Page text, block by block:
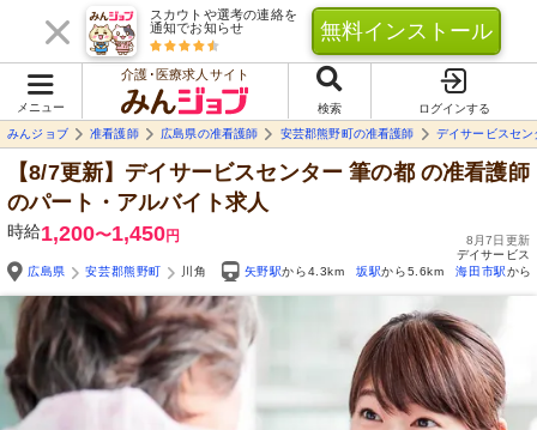
スカウトや選考の連絡を
通知でお知らせ
無料インストール
メニュー
介護･医療求人サイト
検索
ログインする
みんジョブ
准看護師 広島県の准看護師 安芸郡熊野町の准看護師 デイサービスセ
【8/7更新】デイサービスセンター 筆の都の准看護師
のパート・アルバイト求人
時給1,200〜1,450円
8月7日更新
デイサービス
広島県
安芸郡熊野町 川角 矢野駅から4.3km 坂駅から5.6km 海田市駅から